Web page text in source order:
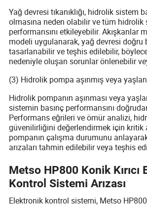
Yağ devresi tıkanıklığı, hidrolik sistem
olmasına neden olabilir ve tüm hidrolik
performansını etkileyebilir. Akışkanlar
modeli uygulanarak, yağ devresi doğru
tasarlanabilir ve teşhis edilebilir, böylece
nedeniyle oluşan sorunlar önlenebilir
(3) Hidrolik pompa aşınmış veya
Hidrolik pompanın aşınması veya
sistemin basınç performansını
Performans eğrileri ve ömür analizi,
güvenilirliğini değerlendirmek için kritik
pompanın çalışma durumunu
arızaları tahmin edilebilir veya teşhis
Metso HP800 Konik Kırıcı
Kontrol Sistemi Arızası
Elektronik kontrol sistemi, Metso HP800